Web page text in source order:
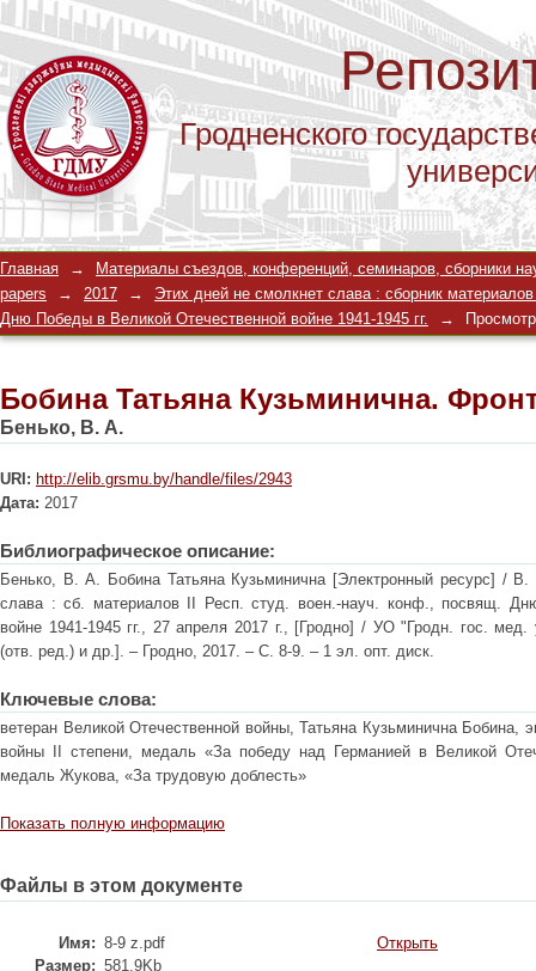
Гродненского
Бобина Татьяна Кузьминична.
Главная →
Материалы съездов, конференций, семинаров, сборники
papers
→ 2017 →
Этих дней не смолкнет слава : сборник
Дню Победы в Великой Отечественной войне 1941-1945 гг.
→
Бобина Татьяна Кузьминична.
Бенько, В. А.
URI: http://elib.grsmu.by/handle/files/2943
Дата: 2017
Библиографическое описание:
Бенько, В. А. Бобина Татьяна Кузьминична [Электронный ресурс] /
слава : cб. материалов II Респ. студ. воен.-науч. конф., посвящ.
войне 1941-1945 гг., 27 апреля 2017 г., [Гродно] / УО "Гродн. гос.
(отв. ред.) и др.]. – Гродно, 2017. – С. 8-9. – 1 эл. опт. диск.
Ключевые слова:
ветеран Великой Отечественной войны, Татьяна Кузьминична Бобина,
войны II степени, медаль «За победу над Германией в Великой
медаль Жукова, «За трудовую доблесть»
Показать полную информацию
Файлы в этом документе
Имя: 8-9 z.pdf
Размер: 581.9Kb
Открыть